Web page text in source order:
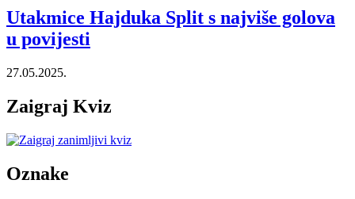
Utakmice Hajduka Split s najviše golova
u povijesti
27.05.2025.
Zaigraj Kviz
Oznake